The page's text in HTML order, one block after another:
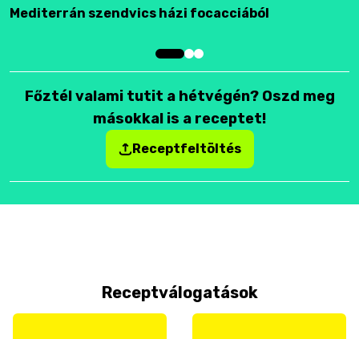
Mediterrán szendvics házi focacciából
Főztél valami tutit a hétvégén? Oszd meg
másokkal is a receptet!
Receptfeltöltés
Receptválogatások